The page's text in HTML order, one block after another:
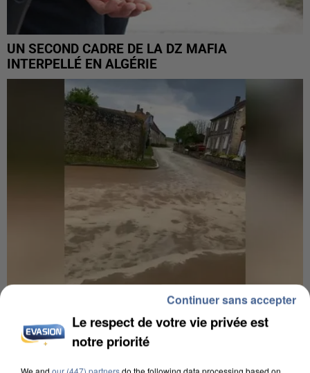
UN SECOND CADRE DE LA DZ MAFIA
INTERPELLÉ EN ALGÉRIE
UNE TOURISTE DE L’OISE EMPORTÉE PAR UNE
COULÉE DE BOUE EN HAUTE-SAVOIE
Le respect de votre vie privée est
notre priorité
We and our (447) partnersdo the following data processing based on
Continuer sans accepter